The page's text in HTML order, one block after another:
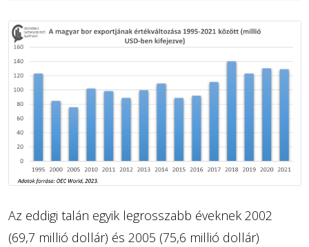
Az eddigi talán egyik legrosszabb éveknek 2002
(69,7 millió dollár) és 2005 (75,6 millió dollár)